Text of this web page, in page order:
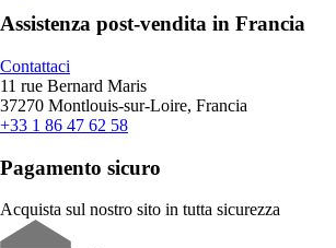
Assistenza post-vendita in Francia
Contattaci
11 rue Bernard Maris
37270 Montlouis-sur-Loire, Francia
+33 1 86 47 62 58
Pagamento sicuro
Acquista sul nostro sito in tutta sicurezza